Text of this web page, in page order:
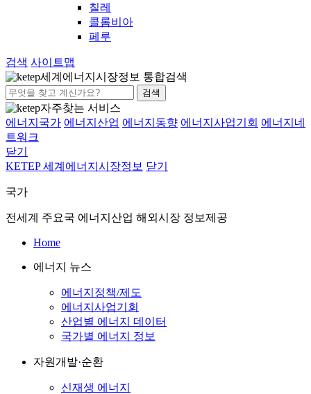
칠레
콜롬비아
페루
검색 사이트맵
세계에너지시장정보 통합검색
검색
자주찾는 서비스
에너지국가 에너지산업 에너지동향 에너지사업기회 에너지네
트워크
닫기
KETEP 세계에너지시장정보 닫기
국가
전세계 주요국 에너지산업 해외시장 정보제공
Home
에너지 뉴스
에너지정책/제도
에너지사업기회
산업별 에너지 데이터
국가별 에너지 정보
자원개발·순환
신재생 에너지